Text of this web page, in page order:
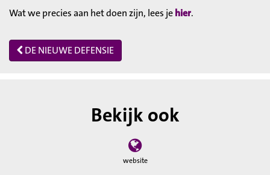
Wat we precies aan het doen zijn, lees jehier.
DE NIEUWE DEFENSIE
Bekijk ook
website